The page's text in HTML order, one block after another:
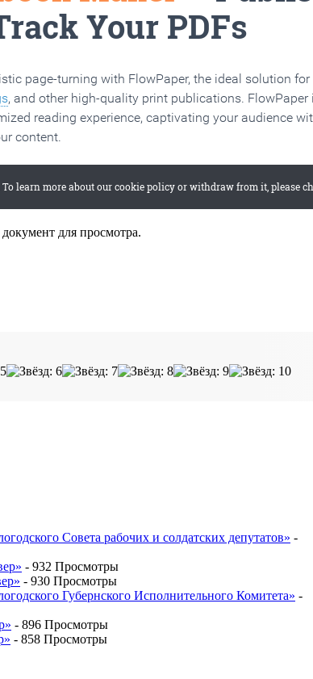
документ для просмотра.
Совета рабочих и солдатских депутатов» -
- 932 Просмотры
- 930 Просмотры
Губернского Исполнительного Комитета» -
- 896 Просмотры
- 858 Просмотры